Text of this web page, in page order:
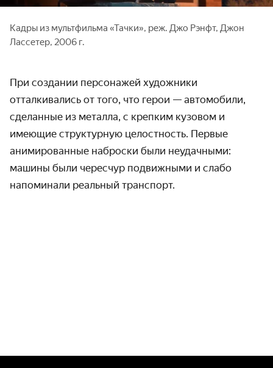
Кадры из мультфильма «Тачки», реж. Джо Рэнфт, Джон
Лассетер, 2006 г.
При создании персонажей художники
отталкивались от того, что герои — автомобили,
сделанные из металла, с крепким кузовом и
имеющие структурную целостность. Первые
анимированные наброски были неудачными:
машины были чересчур подвижными и слабо
напоминали реальный транспорт.